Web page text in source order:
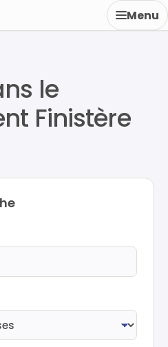
Menu
le
Finistère